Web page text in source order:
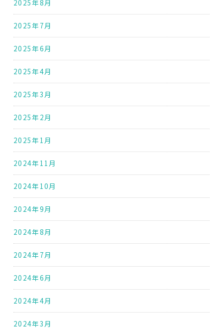
2025年8月
2025年7月
2025年6月
2025年4月
2025年3月
2025年2月
2025年1月
2024年11月
2024年10月
2024年9月
2024年8月
2024年7月
2024年6月
2024年4月
2024年3月